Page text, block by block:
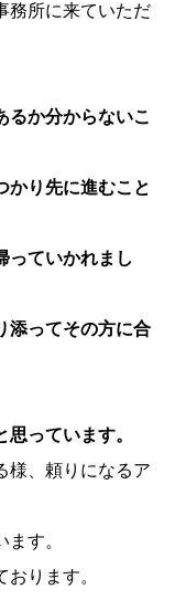
務所に来ていただ
るか分からないこ
かり先に進むこと
っていかれまし
添ってその方に合
っています。
様、頼りになるア
す。
ります。